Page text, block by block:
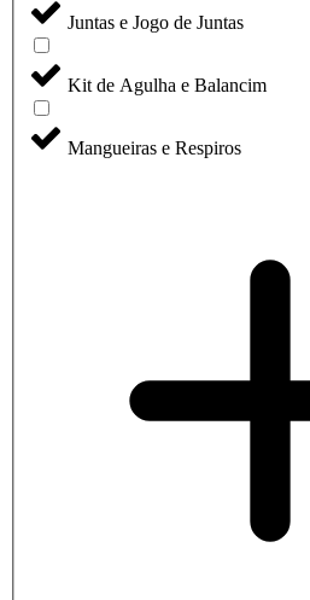
Juntas e Jogo de Juntas
Kit de Agulha e Balancim
Mangueiras e Respiros